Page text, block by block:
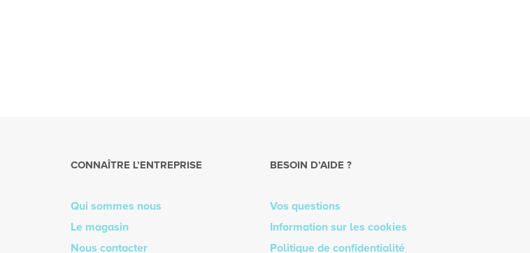
CONNAÎTRE L’ENTREPRISE
Qui sommes nous
Le magasin
Nous contacter
BESOIN D’AIDE ?
Vos questions
Information sur les cookies
Politique de confidentialité